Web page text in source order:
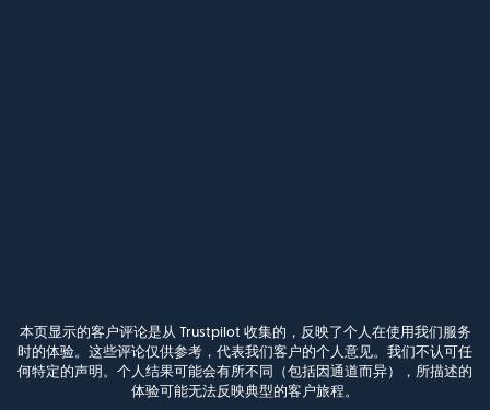
本页显示的客户评论是从 Trustpilot 收集的，反映了个人在使用我们服务
时的体验。这些评论仅供参考，代表我们客户的个人意见。我们不认可任
何特定的声明。个人结果可能会有所不同（包括因通道而异），所描述的
体验可能无法反映典型的客户旅程。